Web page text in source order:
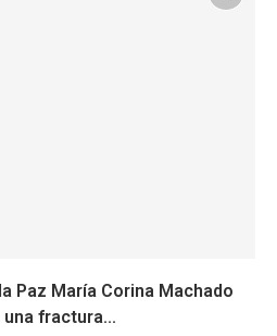
Paz María Corina Machado
fractura...